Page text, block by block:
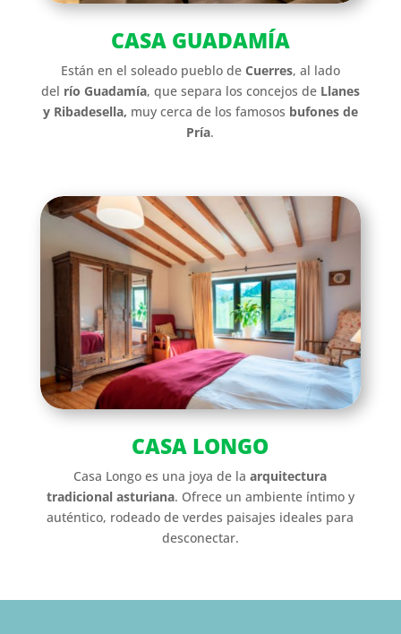
CASA GUADAMÍA
Están en el soleado pueblo de Cuerres, al lado
del río Guadamía, que separa los concejos de Llanes
y Ribadesella, muy cerca delos famosos bufones de
Pría.
CASA LONGO
Casa Longo es una joya de laarquitectura
tradicional asturiana. Ofrece un ambiente íntimo y
auténtico, rodeado de verdes paisajes ideales para
desconectar.